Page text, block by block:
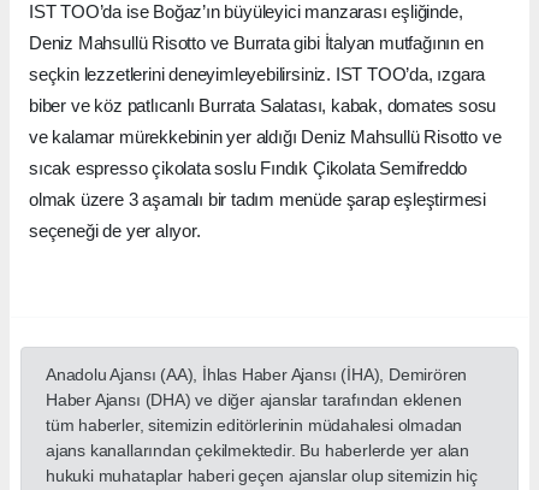
IST TOO’da ise Boğaz’ın büyüleyici manzarası eşliğinde,
Deniz Mahsullü Risotto ve Burrata gibi İtalyan mutfağının en
seçkin lezzetlerini deneyimleyebilirsiniz. IST TOO’da, ızgara
biber ve köz patlıcanlı Burrata Salatası, kabak, domates sosu
ve kalamar mürekkebinin yer aldığı Deniz Mahsullü Risotto ve
sıcak espresso çikolata soslu Fındık Çikolata Semifreddo
olmak üzere 3 aşamalı bir tadım menüde şarap eşleştirmesi
seçeneği de yer alıyor.
Anadolu Ajansı (AA), İhlas Haber Ajansı (İHA), Demirören
Haber Ajansı (DHA) ve diğer ajanslar tarafından eklenen
tüm haberler, sitemizin editörlerinin müdahalesi olmadan
ajans kanallarından çekilmektedir. Bu haberlerde yer alan
hukuki muhataplar haberi geçen ajanslar olup sitemizin hiç